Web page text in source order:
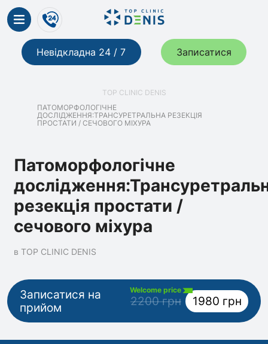
Невідкладна 24 / 7 Записатися
TOP CLINIC DENIS
ПАТОМОРФОЛОГІЧНЕ
ДОСЛІДЖЕННЯ:ТРАНСУРЕТРАЛЬНА РЕЗЕКЦІЯ
ПРОСТАТИ / СЕЧОВОГО МІХУРА
Патоморфологічне
резекція простати /
сечового міхура
в TOP CLINIC DENIS
Записатися на
прийом
Welcome price
2200 грн 1980 грн